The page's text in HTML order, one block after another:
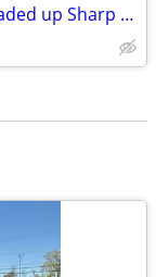
2017 Ford Escape SE AWD Loaded up Sharp Suv